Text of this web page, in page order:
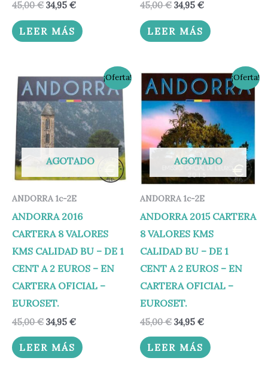
45,00€ 34,95 €
LEER MÁS
45,00€ 34,95 €
LEER MÁS
¡Oferta!
AGOTADO
ANDORRA 1c-2E
ANDORRA 2016
CARTERA 8 VALORES
KMS CALIDAD BU – DE 1
CENT A 2 EUROS – EN
CARTERA OFICIAL –
EUROSET.
45,00€
El
precio
original
era:
45,00 €.
34,95 €
El
precio
actual
es:
34,95 €.
LEER MÁS
¡Oferta!
AGOTADO
ANDORRA 1c-2E
ANDORRA 2015 CARTERA
8 VALORES KMS
CALIDAD BU – DE 1
CENT A 2 EUROS – EN
CARTERA OFICIAL –
EUROSET.
45,00€
El
precio
original
era:
45,00 €.
34,95 €
El
precio
actual
es:
34,95 €.
LEER MÁS